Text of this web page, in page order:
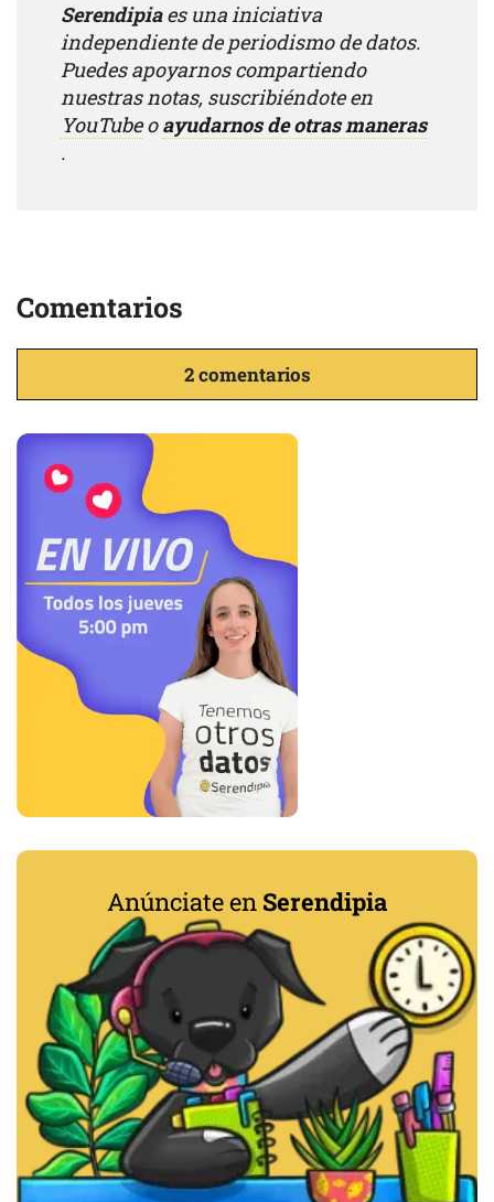
Serendipiaes una iniciativa
independiente de periodismo de datos.
Puedes apoyarnos compartiendo
nuestras notas, suscribiéndote en
YouTubeoayudarnos de otras maneras
.
Comentarios
2 comentarios
Anúnciate en Serendipia